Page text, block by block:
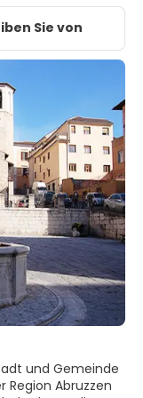
Sie von
und Gemeinde
Region Abruzzen